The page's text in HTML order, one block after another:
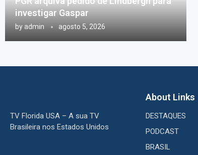
investigar Gaspar
by admin agosto 5, 2026
TV Florida USA – A sua TV
Brasileira nos Estados Unidos
About Links
DESTAQUES
PODCAST
BRASIL